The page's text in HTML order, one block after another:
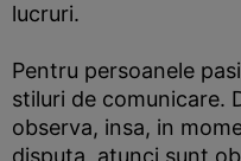
lucruri.
Pentru persoanele
stiluri de comunicare.
observa, insa, in
disputa, atunci sunt